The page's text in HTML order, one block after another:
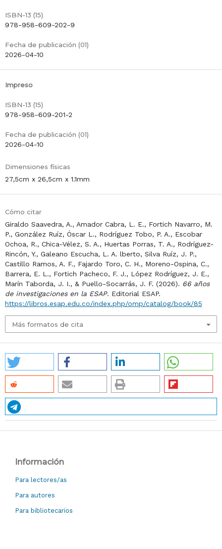
ISBN-13 (15)
978-958-609-202-9
Fecha de publicación (01)
2026-04-10
Impreso
ISBN-13 (15)
978-958-609-201-2
Fecha de publicación (01)
2026-04-10
Dimensiones físicas
27,5cm x 26,5cm x 1.1mm
Cómo citar
Giraldo Saavedra, A., Amador Cabra, L. E., Fortich Navarro, M.
P., González Ruíz, Óscar L., Rodríguez Tobo, P. A., Escobar
Ochoa, R., Chica-Vélez, S. A., Huertas Porras, T. A., Rodríguez-
Rincón, Y., Galeano Escucha, L. A. lberto, Silva Ruíz, J. P.,
Castillo Ramos, A. F., Fajardo Toro, C. H., Moreno-Ospina, C.,
Barrera, E. L., Fortich Pacheco, F. J., López Rodríguez, J. E.,
Marín Taborda, J. I., & Puello-Socarrás, J. F. (2026). 66 años
de investigaciones en la ESAP. Editorial ESAP.
https://libros.esap.edu.co/index.php/omp/catalog/book/85
Más formatos de cita
Información
Para lectores/as
Para autores
Para bibliotecarios